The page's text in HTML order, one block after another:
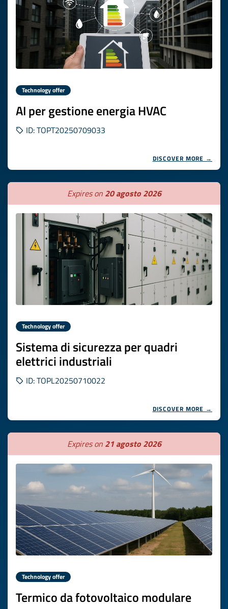
Technology offer
AI per gestione energia HVAC
ID: TOPT20250709033
DISCOVER MORE →
Expires on 20 agosto 2026
Technology offer
Sistema di sicurezza per quadri
elettrici industriali
ID: TOPL20250710022
DISCOVER MORE →
Expires on 21 agosto 2026
Technology offer
Termico da fotovoltaico modulare